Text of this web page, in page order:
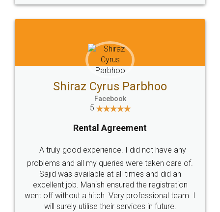
Facebook
Rental Agreement
Just go for it and register agreement online with
these people... They are very helpful and polite.. i
loved the service by legal docs... Thanks guys... it